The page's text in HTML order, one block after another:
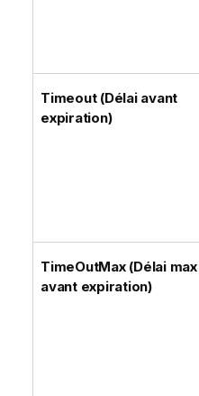
Timeout (Délai avant
expiration)
TimeOutMax (Délai max
avant expiration)